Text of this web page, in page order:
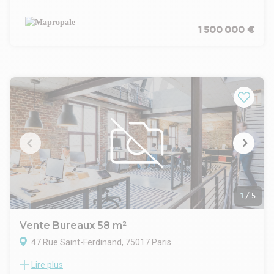
1 500 000 €
1 / 5
Vente Bureaux 58 m²
47 Rue Saint-Ferdinand, 75017 Paris
Dans le 17e arrondissement de Paris, ces bureaux à vendre
Lire plus